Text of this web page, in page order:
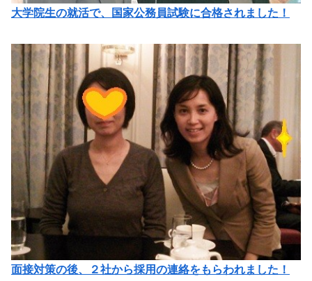
大学院生の就活で、国家公務員試験に合格されました！
面接対策の後、２社から採用の連絡をもらわれました！